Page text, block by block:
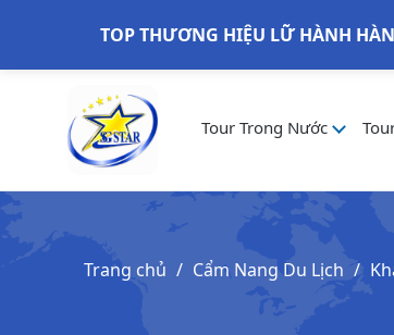
TOP THƯƠNG HIỆU LỮ HÀNH
Tour Trong Nước
Trang chủ Cẩm Nang Du Lịch